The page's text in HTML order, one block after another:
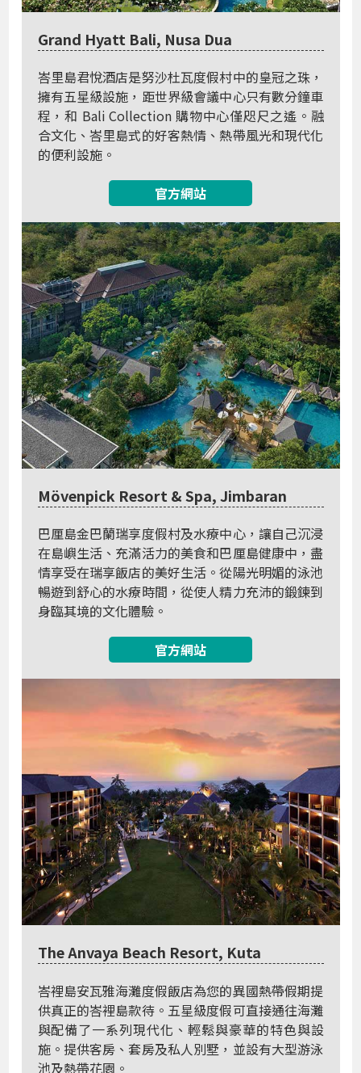
Grand Hyatt Bali, Nusa Dua
峇里島君悅酒店是努沙杜瓦度假村中的皇冠之珠，
擁有五星級設施，距世界級會議中心只有數分鐘車
程，和 Bali Collection 購物中心僅咫尺之遙。融
合文化、峇里島式的好客熱情、熱帶風光和現代化
的便利設施。
官方網站
Mövenpick Resort & Spa, Jimbaran
巴厘島金巴蘭瑞享度假村及水療中心，讓自己沉浸
在島嶼生活、充滿活力的美食和巴厘島健康中，盡
情享受在瑞享飯店的美好生活。從陽光明媚的泳池
暢遊到舒心的水療時間，從使人精力充沛的鍛鍊到
身臨其境的文化體驗。
官方網站
The Anvaya Beach Resort, Kuta
峇裡島安瓦雅海灘度假飯店為您的異國熱帶假期提
供真正的峇裡島款待。五星級度假可直接通往海灘
與配備了一系列現代化、輕鬆與豪華的特色與設
施。提供客房、套房及私人別墅，並設有大型游泳
池及熱帶花園。